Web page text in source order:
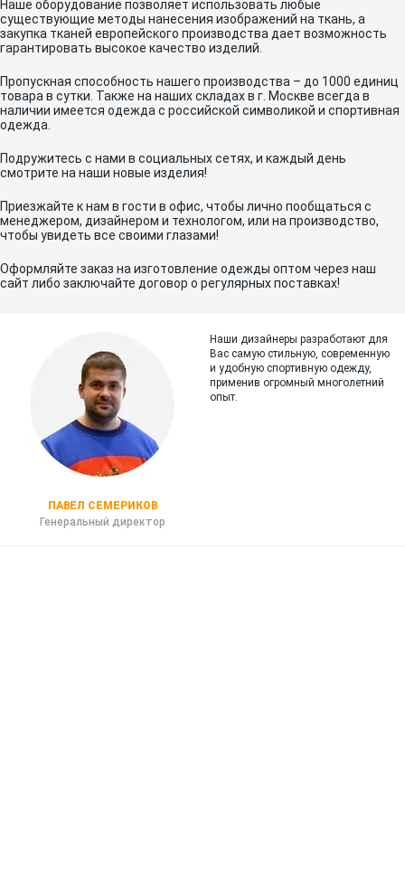
Наше оборудование позволяет использовать любые
существующие методы нанесения изображений на ткань, а
закупка тканей европейского производства дает возможность
гарантировать высокое качество изделий.
Пропускная способность нашего производства – до 1000 единиц
товара в сутки. Также на наших складах в г. Москве всегда в
наличии имеется одежда с российской символикой и спортивная
одежда.
Подружитесь с нами в социальных сетях, и каждый день
смотрите на наши новые изделия!
Приезжайте к нам в гости в офис, чтобы лично пообщаться с
менеджером, дизайнером и технологом, или на производство,
чтобы увидеть все своими глазами!
Оформляйте заказ на изготовление одежды оптом через наш
сайт либо заключайте договор о регулярных поставках!
ПАВЕЛ СЕМЕРИКОВ
Генеральный директор
Наши дизайнеры разработают для
Вас самую стильную, современную
и удобную спортивную одежду,
применив огромный многолетний
опыт.